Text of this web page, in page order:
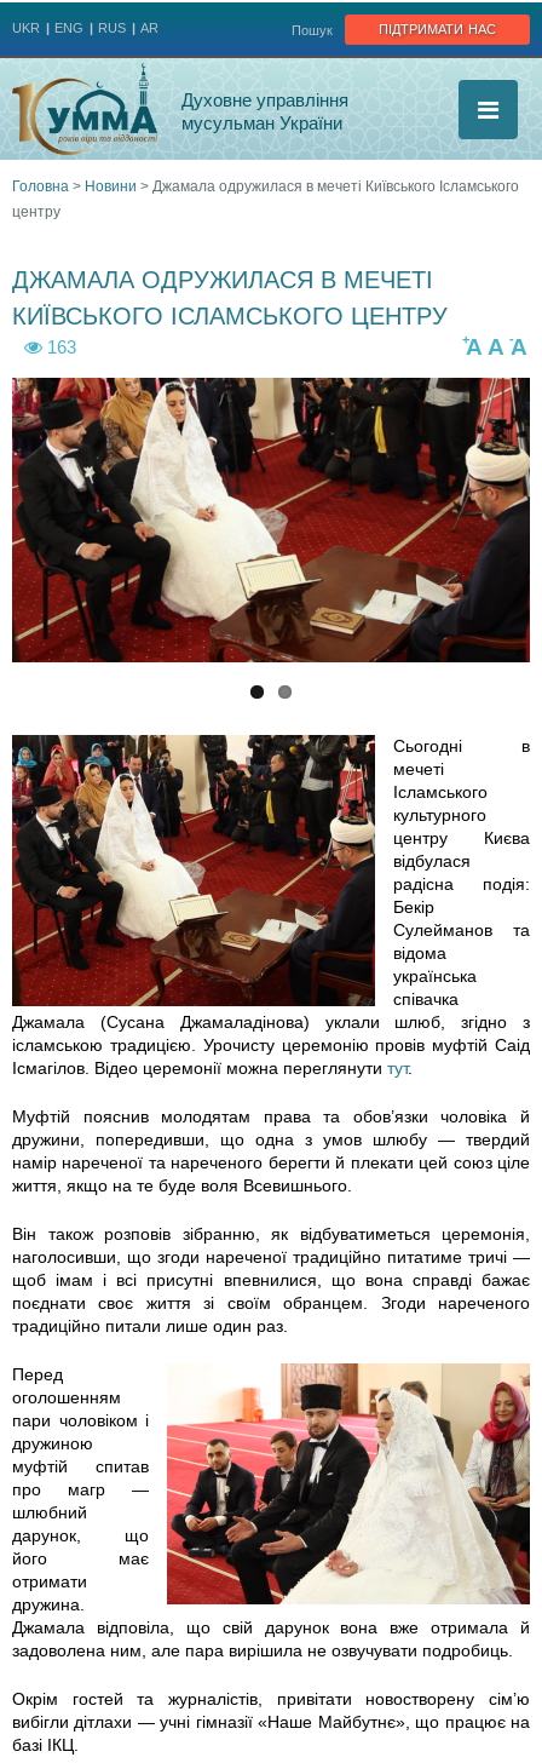
підтримати нас
Пошук
UKR ENG RUS AR
Духовне управління
мусульман України
Ви
тут
Головна > Новини > Джамала одружилася в мечеті Київського Ісламського
центру
ДЖАМАЛА ОДРУЖИЛАСЯ В МЕЧЕТІ
КИЇВСЬКОГО ІСЛАМСЬКОГО ЦЕНТРУ
163 -A
A
+A
v
l
c
s
n
p
-
e
r
r
o
r
0
8
.
p
n
g
v
l
c
s
n
p
-
e
r
r
o
r
2
3
.
p
n
g
Сьогодні в
мечеті
Ісламського
культурного
центру Києва
відбулася
радісна подія:
Бекір
Сулейманов та
відома
українська
співачка
Джамала (Сусана Джамаладінова) уклали шлюб, згідно з
ісламською традицією. Урочисту церемонію провів муфтій Саід
Ісмагілов. Відео церемонії можна переглянути тут.
Муфтій пояснив молодятам права та обов’язки чоловіка й
дружини, попередивши, що одна з умов шлюбу — твердий
намір нареченої та нареченого берегти й плекати цей союз ціле
життя, якщо на те буде воля Всевишнього.
Він також розповів зібранню, як відбуватиметься церемонія,
наголосивши, що згоди нареченої традиційно питатиме тричі —
щоб імам і всі присутні впевнилися, що вона справді бажає
поєднати своє життя зі своїм обранцем. Згоди нареченого
традиційно питали лише один раз.
Перед
оголошенням
пари чоловіком і
дружиною
муфтій спитав
про магр —
шлюбний
дарунок, що
його має
отримати
дружина.
Джамала відповіла, що свій дарунок вона вже отримала й
задоволена ним, але пара вирішила не озвучувати подробиць.
Окрім гостей та журналістів, привітати новостворену сім’ю
вибігли дітлахи — учні гімназії «Наше Майбутнє», що працює на
базі ІКЦ.